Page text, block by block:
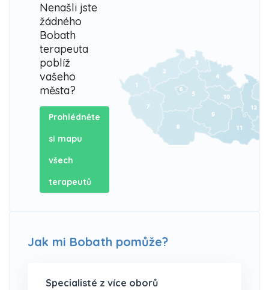
Nenašli jste
žádného
Bobath
terapeuta
poblíž
vašeho
města?
Prohlédněte
si mapu
všech
terapeutů
Jak mi Bobath pomůže?
Specialisté z více oborů